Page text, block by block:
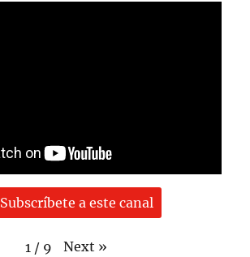
Subscríbete a este canal
1 / 9 Next »